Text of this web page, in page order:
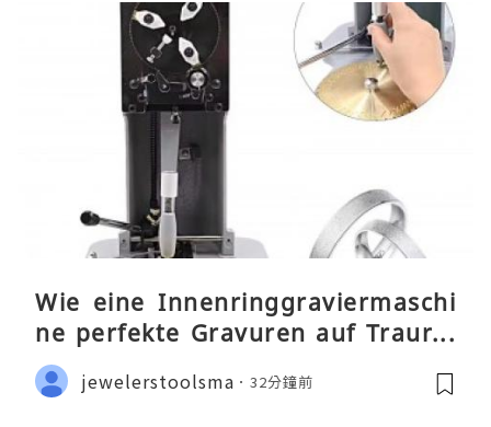
Wie eine Innenringgraviermaschi
ne perfekte Gravuren auf Traurin
gen ermöglicht
jewelerstoolsma 32分鐘前